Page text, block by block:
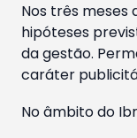
Nos três meses
hipóteses
da gestão.
caráter
No âmbito do